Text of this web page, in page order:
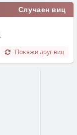
Случаен виц
Покажи друг виц